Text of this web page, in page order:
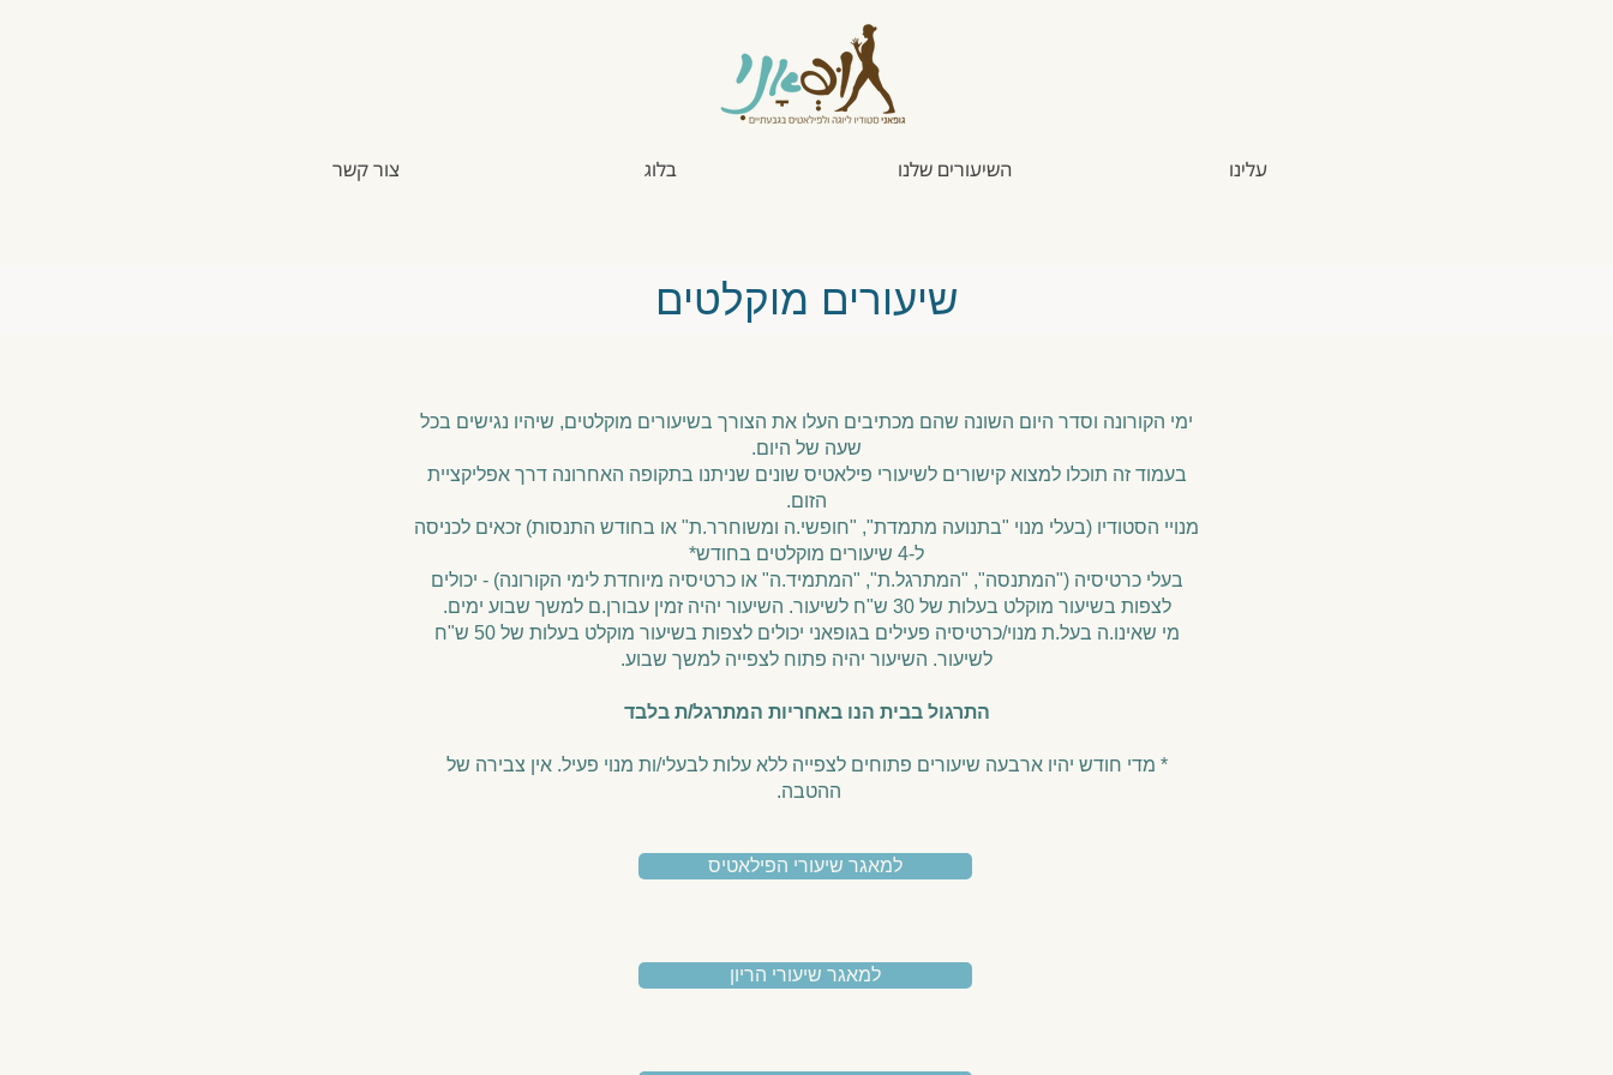
עלינו השיעורים שלנו בלוג צור קשר
שיעורים מוקלטים
ימי הקורונה וסדר היום השונה שהם מכתיבים העלו את הצורך בשיעורים מוקלטים, שיהיו נגישים בכל
שעה של היום.
בעמוד זה תוכלו למצוא קישורים לשיעורי פילאטיס שונים שניתנו בתקופה האחרונה דרך אפליקציית
הזום.
מנויי הסטודיו (בעלי מנוי "בתנועה מתמדת", "חופשי.ה ומשוחרר.ת" או בחודש התנסות) זכאים לכניסה
ל-4 שיעורים מוקלטים בחודש*
בעלי כרטיסיה ("המתנסה", "המתרגל.ת", "המתמיד.ה" או כרטיסיה מיוחדת לימי הקורונה) - יכולים
לצפות בשיעור מוקלט בעלות של 30 ש"ח לשיעור. השיעור יהיה זמין עבורן.ם למשך שבוע ימים.
מי שאינו.ה בעל.ת מנוי/כרטיסיה פעילים בגופאני יכולים לצפות בשיעור מוקלט בעלות של 50 ש"ח
לשיעור. השיעור יהיה פתוח לצפייה למשך שבוע.
התרגול בבית הנו באחריות המתרגל/ת בלבד
* מדי חודש יהיו ארבעה שיעורים פתוחים לצפייה ללא עלות לבעלי/ות מנוי פעיל. אין צבירה של
ההטבה.
למאגר שיעורי הפילאטיס
למאגר שיעורי הריון